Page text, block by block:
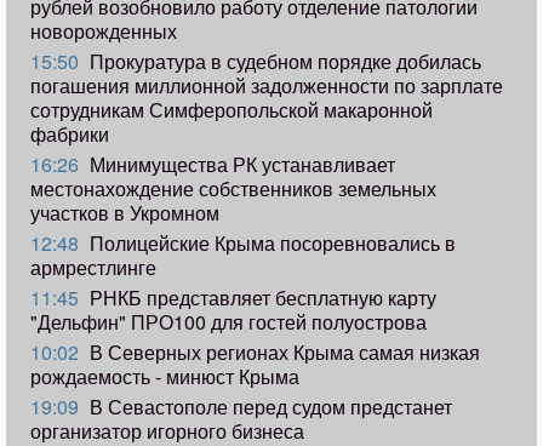
рублей возобновило работу отделение патологии
новорожденных
15:50 Прокуратура в судебном порядке добилась
погашения миллионной задолженности по зарплате
сотрудникам Симферопольской макаронной
фабрики
16:26 Минимущества РК устанавливает
местонахождение собственников земельных
участков в Укромном
12:48 Полицейские Крыма посоревновались в
армрестлинге
11:45 РНКБ представляет бесплатную карту
"Дельфин" ПРО100 для гостей полуострова
10:02 В Северных регионах Крыма самая низкая
рождаемость - минюст Крыма
19:09 В Севастополе перед судом предстанет
организатор игорного бизнеса